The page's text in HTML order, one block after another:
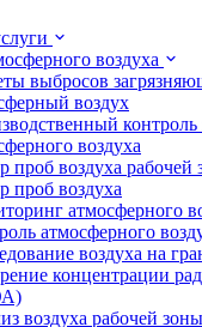
воздуха
выбросов
воздух
контроль
воздуха
проб воздуха рабочей
проб воздуха
атмосферного
атмосферного
воздуха на
концентрации
воздуха рабочей зоны